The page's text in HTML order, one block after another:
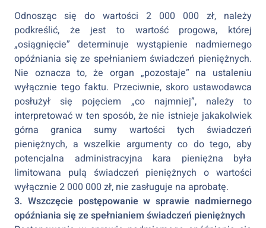
Odnosząc się do wartości 2 000 000 zł, należy
podkreślić, że jest to wartość progowa, której
„osiągnięcie” determinuje wystąpienie nadmiernego
opóźniania się ze spełnianiem świadczeń pieniężnych.
Nie oznacza to, że organ „pozostaje” na ustaleniu
wyłącznie tego faktu. Przeciwnie, skoro ustawodawca
posłużył się pojęciem „co najmniej”, należy to
interpretować w ten sposób, że nie istnieje jakakolwiek
górna granica sumy wartości tych świadczeń
pieniężnych, a wszelkie argumenty co do tego, aby
potencjalna administracyjna kara pieniężna była
limitowana pulą świadczeń pieniężnych o wartości
wyłącznie 2 000 000 zł, nie zasługuje na aprobatę.
3. Wszczęcie postępowanie w sprawie nadmiernego
opóźniania się ze spełnianiem świadczeń pieniężnych